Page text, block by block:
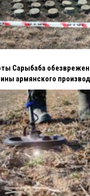
Сарыбаба
армянского